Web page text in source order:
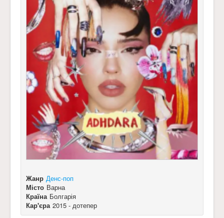
Жанр Денс-поп
Місто Варна
Країна Болгарія
Кар'єра 2015 - дотепер